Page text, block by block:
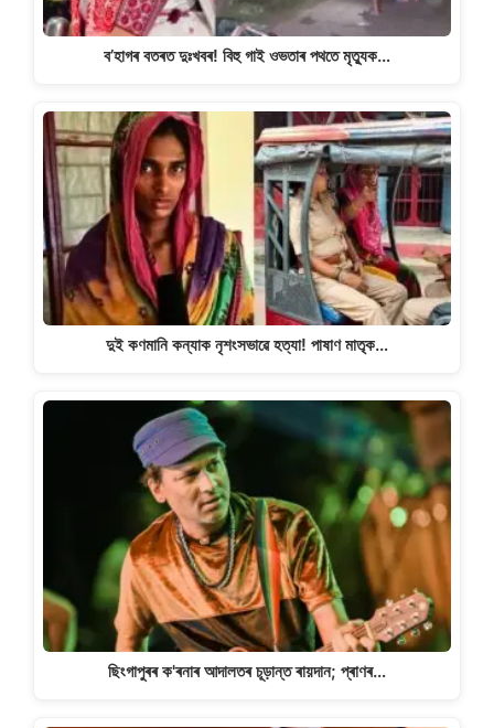
ব’হাগৰ বতৰত দুঃখবৰ! বিহু গাই ওভতাৰ পথতে মৃত্যুক…
দুই কণমানি কন্যাক নৃশংসভাৱে হত্যা! পাষাণ মাতৃক…
ছিংগাপুৰৰ ক'ৰনাৰ আদালতৰ চূড়ান্ত ৰায়দান; প্ৰাণৰ…